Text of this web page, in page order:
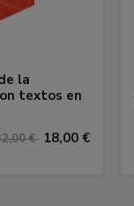
la
textos en
€ 18,00 €